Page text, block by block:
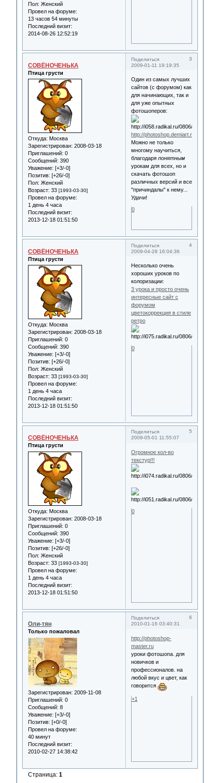
Пол: Женский
Провел на форуме:
13 часов 54 минуты
Последний визит:
2014-08-26 12:52:19
Поделиться
3
2009-01-11 19:19:35
СОВЁНОЧЕНЬКА
Птица грусти
Откуда: Москва
Зарегистрирован: 2008-03-18
Приглашений: 0
Сообщений: 390
Уважение: [+3/-0]
Позитив: [+26/-0]
Пол: Женский
Возраст: 33 [1993-03-30]
Провел на форуме:
1 день 4 часа
Последний визит:
2013-12-18 01:51:50
Один из самых лучших
сайтов (с форумом) как
для начинающих, так и
для уже опытных
фотошоперов:
http://photoshop.demiart.ru/
Можно не только
многому научиться,
благодаря понятным
урокам для всех, но и
скачать фотошоп
различных версий и все
"причиндалы" к нему...
Удачи!
0
Поделиться
4
2009-04-28 16:04:36
СОВЁНОЧЕНЬКА
Птица грусти
Откуда: Москва
Зарегистрирован: 2008-03-18
Приглашений: 0
Сообщений: 390
Уважение: [+3/-0]
Позитив: [+26/-0]
Пол: Женский
Возраст: 33 [1993-03-30]
Провел на форуме:
1 день 4 часа
Последний визит:
2013-12-18 01:51:50
Несколько очень
хороших уроков по
колоризации:
3 урока и просто очень
интересные сайт с
форумом
цветокоррекция в стиле
ретро
0
Поделиться
5
2009-05-01 11:55:07
СОВЁНОЧЕНЬКА
Птица грусти
Откуда: Москва
Зарегистрирован: 2008-03-18
Приглашений: 0
Сообщений: 390
Уважение: [+3/-0]
Позитив: [+26/-0]
Пол: Женский
Возраст: 33 [1993-03-30]
Провел на форуме:
1 день 4 часа
Последний визит:
2013-12-18 01:51:50
Огромное кол-во
текстур!!!
0
Поделиться
6
2010-01-16 03:40:31
Оли-тян
Только пожаловал
Зарегистрирован: 2009-11-08
Приглашений: 0
Сообщений: 8
Уважение: [+3/-0]
Позитив: [+0/-0]
Провел на форуме:
40 минут
Последний визит:
2010-02-27 14:38:42
http://photoshop-
master.ru
уроки фотошопа. для
новичков и
профессионалов. на
любой вкус и цвет, как
говорится
+1
Страница: 1